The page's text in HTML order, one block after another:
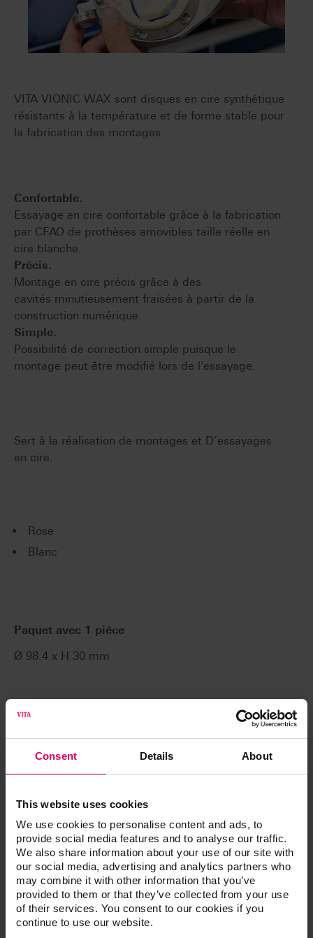
Consent Details About
This website uses cookies
We use cookies to personalise content and ads, to
provide social media features and to analyse our traffic.
We also share information about your use of our site with
our social media, advertising and analytics partners who
may combine it with other information that you’ve
provided to them or that they’ve collected from your use
of their services. You consent to our cookies if you
continue to use our website.
VITA VIONIC WAX sont disques en cire synthétique
résistants à la température et de forme stable pour
la fabrication des montages.
Confortable.
Essayage en cire confortable grâce à la fabrication
par CFAO de prothèses amovibles taille réelle en
cire blanche.
Précis.
Montage en cire précis grâce à des
cavités minutieusement fraisées à partir de la
construction numérique.
Simple.
Possibilité de correction simple puisque le
montage peut être modifié lors de l'essayage.
Sert à la réalisation de montages et D‘essayages
en cire.
Rose
Blanc
Paquet avec 1 piéce
Ø 98.4 x H 30 mm
Compatibilité du système
Partenaire technologique CAO pour les prothèses
Amann Girrbach AG
3Shape A/S
VITA VIONIC WAX est disponible pour les
systèmes*
Ceramill Motion 2 (Amann Girrbach AG)